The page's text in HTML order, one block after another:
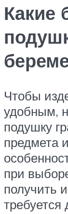
Какие
Чтобы
удобным,
подушку
предмета
при
получить
требуется